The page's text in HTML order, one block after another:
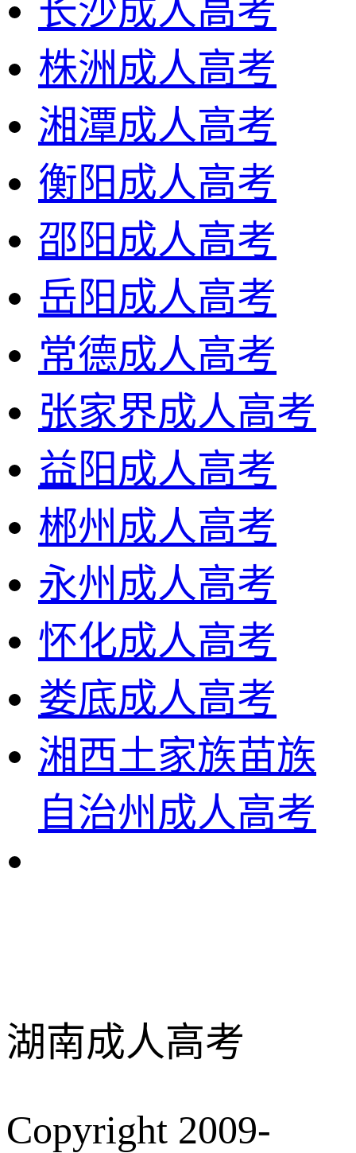
长沙成人高考
株洲成人高考
湘潭成人高考
衡阳成人高考
邵阳成人高考
岳阳成人高考
常德成人高考
张家界成人高考
益阳成人高考
郴州成人高考
永州成人高考
怀化成人高考
娄底成人高考
湘西土家族苗族
自治州成人高考
湖南成人高考
Copyright 2009-